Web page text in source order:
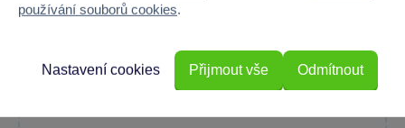
Máte zkušenost s tímto zbožím?
používání souborů cookies.
Odmítnout
Nastavení cookies Přijmout vše